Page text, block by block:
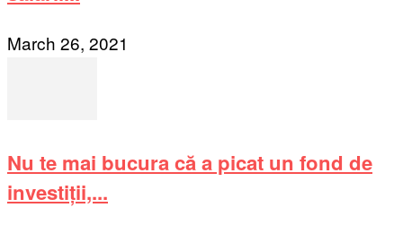
March 26, 2021
Nu te mai bucura că a picat un fond de
investiții,...